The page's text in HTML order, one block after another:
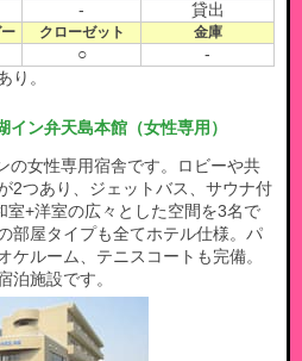
- 貸出
クローゼット 金庫
○
-
り。
イン弁天島本館（女性専用）
の女性専用宿舎です。ロビーや共
2つあり、ジェットバス、サウナ付
室+洋室の広々とした空間を3名で
部屋タイプも全てホテル仕様。パ
ケルーム、テニスコートも完備。
泊施設です。